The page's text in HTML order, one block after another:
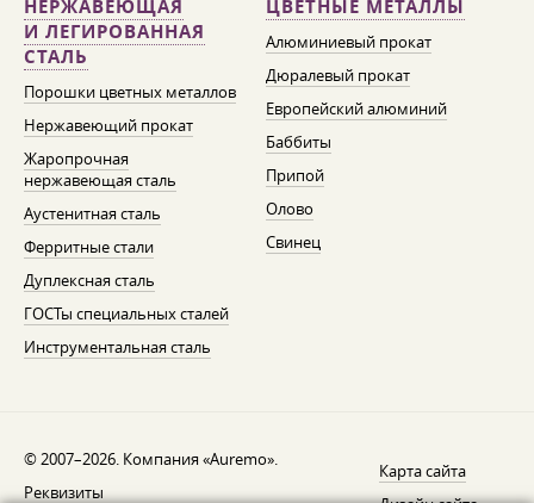
НЕРЖАВЕЮЩАЯ
И ЛЕГИРОВАННАЯ
СТАЛЬ
Порошки цветных металлов
Нержавеющий прокат
Жаропрочная
нержавеющая сталь
Аустенитная сталь
Ферритные стали
Дуплексная сталь
ГОСТы специальных сталей
Инструментальная сталь
ЦВЕТНЫЕ МЕТАЛЛЫ
Алюминиевый прокат
Дюралевый прокат
Европейский алюминий
Баббиты
Припой
Олово
Свинец
© 2007–2026. Компания «Auremo».
Реквизиты
Карта сайта